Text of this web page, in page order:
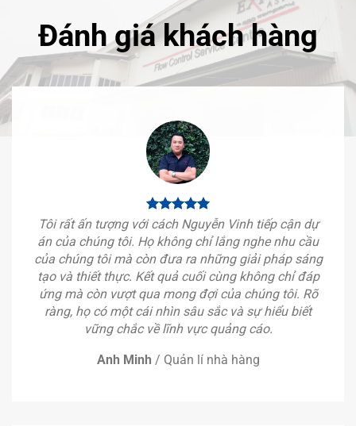
Đánh giá khách hàng
Tôi rất ấn tượng với cách Nguyễn Vinh tiếp cận dự
án của chúng tôi. Họ không chỉ lắng nghe nhu cầu
của chúng tôi mà còn đưa ra những giải pháp sáng
tạo và thiết thực. Kết quả cuối cùng không chỉ đáp
ứng mà còn vượt qua mong đợi của chúng tôi. Rõ
ràng, họ có một cái nhìn sâu sắc và sự hiểu biết
vững chắc về lĩnh vực quảng cáo.
Anh Minh / Quản lí nhà hàng